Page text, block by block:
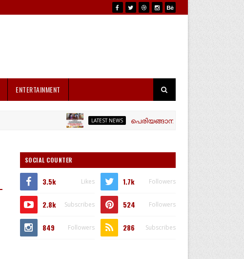
ENTERTAINMENT
LATEST NEWS പെരിയങ്ങാനം ശ്രീ ധർമ്മശാസ്താ എൻ
SOCIAL COUNTER
3.5k Likes 1.7k Followers
2.8k Subscribes 524 Followers
849 Followers 286 Subscribes